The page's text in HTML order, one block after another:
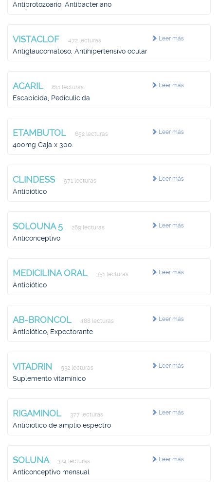
Antiprotozoario, Antibacteriano
Leer más
VISTACLOF 472 lecturas
Antiglaucomatoso, Antihipertensivo ocular
Leer más
ACARIL 611 lecturas
Escabicida, Pediculicida
Leer más
ETAMBUTOL 652 lecturas
400mg Caja x 300.
Leer más
CLINDESS 971 lecturas
Antibiótico
Leer más
SOLOUNA 5 269 lecturas
Anticonceptivo
Leer más
MEDICILINA ORAL 351 lecturas
Antibiótico
Leer más
AB-BRONCOL 488 lecturas
Antibiótico, Expectorante
Leer más
VITADRIN 932 lecturas
Suplemento vitamínico
Leer más
RIGAMINOL 377 lecturas
Antibiótico de amplio espectro
Leer más
SOLUNA 324 lecturas
Anticonceptivo mensual